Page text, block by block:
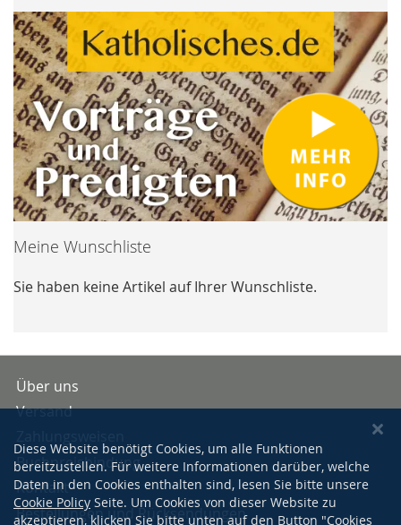
Meine Wunschliste
Sie haben keine Artikel auf Ihrer Wunschliste.
Über uns
Versand
Buchpreisbindung
Kontakt
Bestellungen und Rücksendungen
Diese Website benötigt Cookies, um alle Funktionen
bereitzustellen. Für weitere Informationen darüber, welche
Daten in den Cookies enthalten sind, lesen Sie bitte unsere
Cookie Policy Seite. Um Cookies von dieser Website zu
akzeptieren, klicken Sie bitte unten auf den Button "Cookies